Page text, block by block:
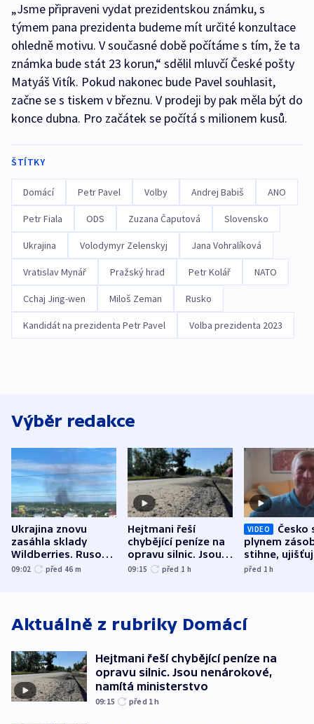
„Jsme připraveni vydat prezidentskou známku, s
týmem pana prezidenta budeme mít určité konzultace
ohledně motivu. V současné době počítáme s tím, že ta
známka bude stát 23 korun,“ sdělil mluvčí České pošty
Matyáš Vitík. Pokud nakonec bude Pavel souhlasit,
začne se s tiskem v březnu. V prodeji by pak měla být do
konce dubna. Pro začátek se počítá s milionem kusů.
ŠTÍTKY
Domácí Petr Pavel Volby Andrej Babiš ANO
Petr Fiala ODS Zuzana Čaputová Slovensko
Ukrajina Volodymyr Zelenskyj Jana Vohralíková
Vratislav Mynář Pražský hrad Petr Kolář NATO
Cchaj Jing-wen Miloš Zeman Rusko
Kandidát na prezidenta Petr Pavel Volba prezidenta 2023
Výběr redakce
Ukrajina znovu
zasáhla sklady
Wildberries. Rusové
útočili v Charkovské
09:02 před 46 m
Hejtmani řeší
chybějící peníze na
opravu silnic. Jsou
nenárokové, namítá
09:15 před 1 h
VIDEO
Česko
plynem
stihne,
expert.
před 1h
Aktuálně z rubriky Domácí
Hejtmani řeší chybějící peníze na
opravu silnic. Jsou nenárokové,
namítá ministerstvo
09:15 před 1h